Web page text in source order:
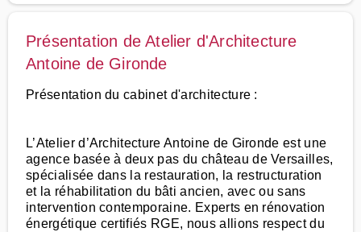
Présentation de Atelier d'Architecture
Antoine de Gironde
Présentation du cabinet d'architecture :
L’Atelier d’Architecture Antoine de Gironde est une
agence basée à deux pas du château de Versailles,
spécialisée dans la restauration, la restructuration
et la réhabilitation du bâti ancien, avec ou sans
intervention contemporaine. Experts en rénovation
énergétique certifiés RGE, nous allions respect du